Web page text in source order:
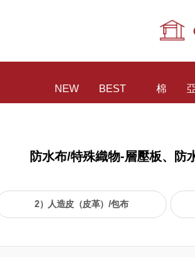
NEW BEST 棉
防水布/特殊織物-層壓板、防
2）人造皮（皮革）/包布